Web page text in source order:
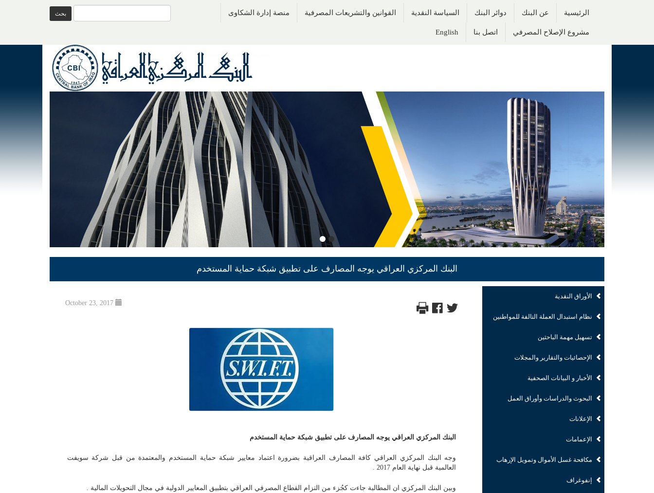
الرئيسية عن البنك دوائر البنك السياسة النقدية القوانين والتشريعات المصرفية منصة إدارة الشكاوى
مشروع الإصلاح المصرفي اتصل بنا English
البنك المركزي العراقي يوجه المصارف على تطبيق شبكة حماية المستخدم
الأوراق النقدية
نظام استبدال العملة التالفة للمواطنين
تسهيل مهمة الباحثين
الإحصائيات والتقارير والمجلات
الأخبار و البيانات الصحفية
البحوث والدراسات وأوراق العمل
الإعلانات
الإعمامات
مكافحة غسل الأموال وتمويل الإرهاب
إنفوغراف
October 23, 2017
البنك المركزي العراقي يوجه المصارف على تطبيق شبكة حماية المستخدم
وجه البنك المركزي العراقي كافة المصارف العراقية بضرورة اعتماد معايير شبكة حماية المستخدم والمعتمدة من قبل شركة سويفت
العالمية قبل نهاية العام 2017 .
وبين البنك المركزي ان المطالبة جاءت كجُزء من التزام القطاع المصرفي العراقي بتطبيق المعايير الدولية في مجال التحويلات المالية .